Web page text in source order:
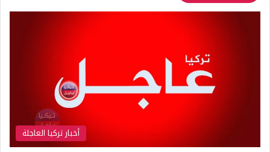
أخبار تركيا العاجلة